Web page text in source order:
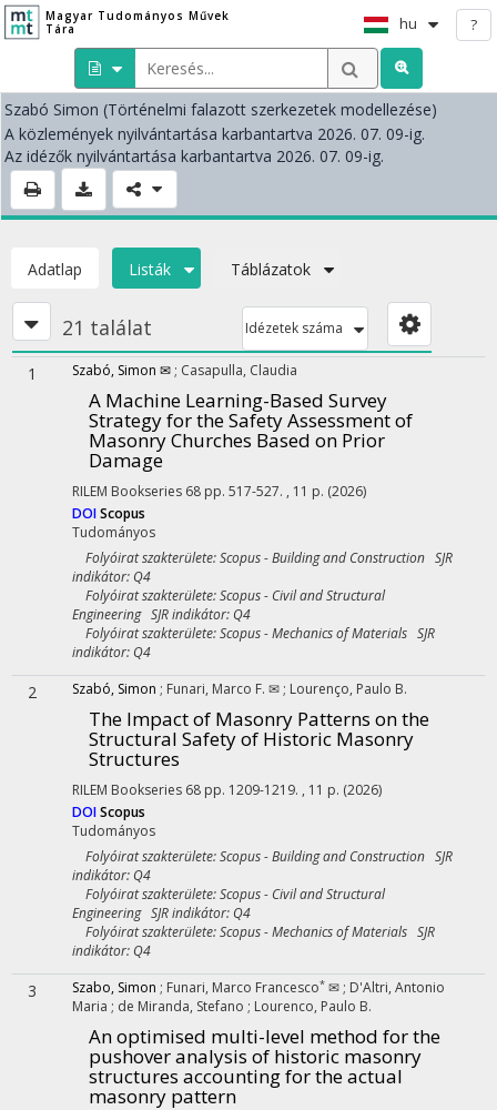
Magyar Tudományos Művek
Tára
hu ?
Szabó Simon (Történelmi falazott szerkezetek modellezése)
A közlemények nyilvántartása karbantartva 2026. 07. 09-ig.
Az idézők nyilvántartása karbantartva 2026. 07. 09-ig.
Adatlap Listák Táblázatok
21 találat Idézetek száma
1 Szabó, Simon ✉ ; Casapulla, Claudia
A Machine Learning-Based Survey
Strategy for the Safety Assessment of
Masonry Churches Based on Prior
Damage
RILEM Bookseries 68 pp. 517-527. , 11 p. (2026)
DOIScopus
Tudományos
Folyóirat szakterülete: Scopus - Building and Construction SJR
indikátor: Q4
Folyóirat szakterülete: Scopus - Civil and Structural
Engineering SJR indikátor: Q4
Folyóirat szakterülete: Scopus - Mechanics of Materials SJR
indikátor: Q4
2 Szabó, Simon ; Funari, Marco F. ✉ ; Lourenço, Paulo B.
The Impact of Masonry Patterns on the
Structural Safety of Historic Masonry
Structures
RILEM Bookseries 68 pp. 1209-1219. , 11 p. (2026)
DOIScopus
Tudományos
Folyóirat szakterülete: Scopus - Building and Construction SJR
indikátor: Q4
Folyóirat szakterülete: Scopus - Civil and Structural
Engineering SJR indikátor: Q4
Folyóirat szakterülete: Scopus - Mechanics of Materials SJR
indikátor: Q4
3 Szabo, Simon ; Funari, Marco Francesco* ✉ ; D'Altri, Antonio
Maria ; de Miranda, Stefano ; Lourenco, Paulo B.
An optimised multi-level method for the
pushover analysis of historic masonry
structures accounting for the actual
masonry pattern